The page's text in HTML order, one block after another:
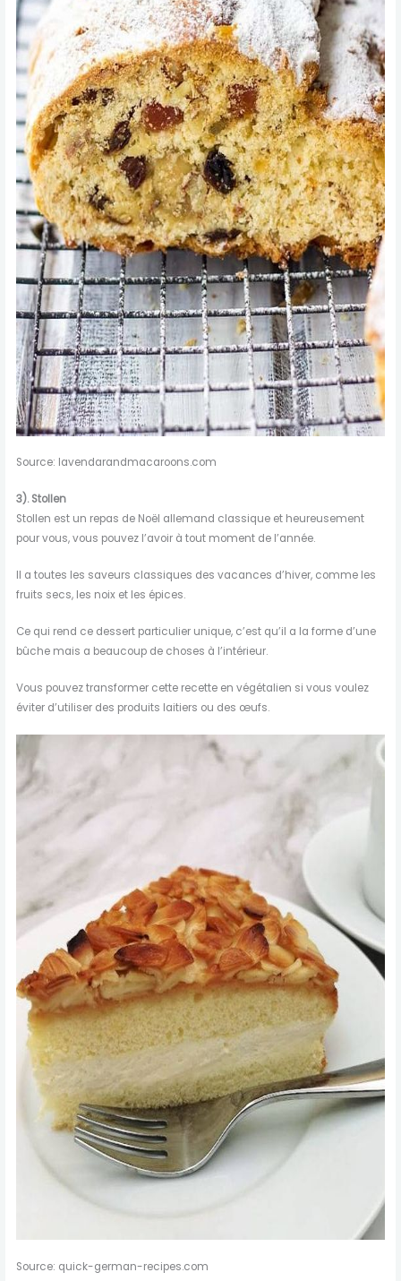
Source: lavendarandmacaroons.com
3).Stollen
Stollen est un repas de Noël allemand classique et heureusement
pour vous, vous pouvez l’avoir à tout moment de l’année.
Il a toutes les saveurs classiques des vacances d’hiver, comme les
fruits secs, les noix et les épices.
Ce qui rend ce dessert particulier unique, c’est qu’il a la forme d’une
bûche mais a beaucoup de choses à l’intérieur.
Vous pouvez transformer cette recette en végétalien si vous voulez
éviter d’utiliser des produits laitiers ou des œufs.
Source: quick-german-recipes.com